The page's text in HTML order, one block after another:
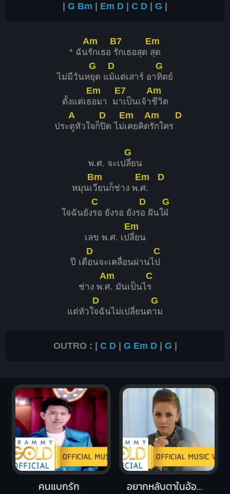
| G Bm | Em D | C D | G |
* ฉัน
Am
รักเธอ
B7
รักเธอสุด
Em
สุด
ไม่มีวันห
G
ยุด แ
D
ม้แต่เสาร์ อา
G
ทิตย์
ตั้งแต่เธ
Em
อมา ม
E7
าเป็นเจ้า
Am
ชีวิต
ประ
A
ตูหัวใจก็
D
ปิด ไม่
Em
เคยคิด
Am
รักใคร
D
พ.ศ. จะเป
G
ลี่ยน
หมุนเ
Bm
วียนก็ช่าง พ.
Em
ศ.
D
ใจฉันยัง
C
รอ ยังรอ ยังร
D
อ ฝันใ
G
ฝ่
เลข พ.ศ. เป
Em
ลี่ยน
ปี เดื
D
อนจะเคลื่อนผ่านไ
C
ป
ช่าง พ.
Am
ศ. มันเป็นไ
C
ร
แต่หัวใ
D
จฉันไม่เปลี่ยนต
G
าม
OUTRO : | C D| G Em D| G |
คนแบกรัก อยากหลับตาในอ้อมกอดเธอ